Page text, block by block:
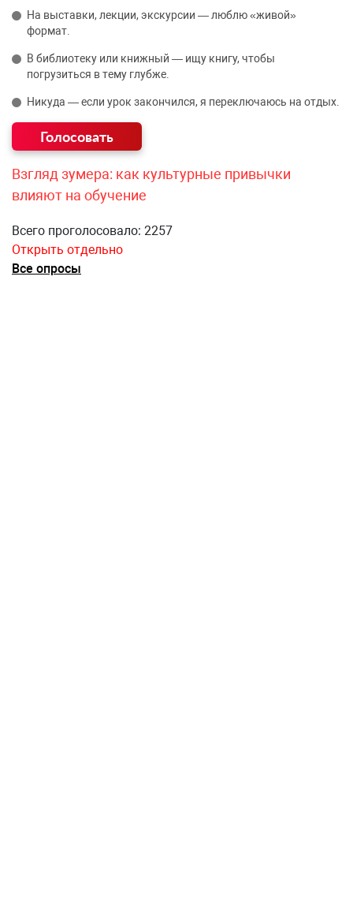
На выставки, лекции, экскурсии — люблю «живой»
формат.
В библиотеку или книжный — ищу книгу, чтобы
погрузиться в тему глубже.
Никуда — если урок закончился, я переключаюсь на отдых.
Взгляд зумера: как культурные привычки
влияют на обучение
Всего проголосовало: 2257
Открыть отдельно
Все опросы